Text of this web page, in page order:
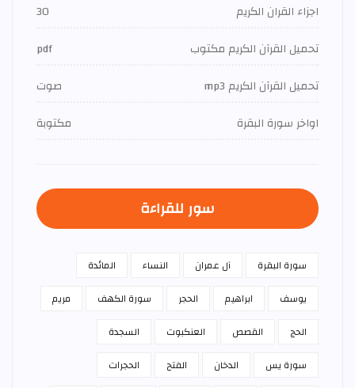
اجزاء القران الكريم
30
تحميل القرآن الكريم مكتوب
pdf
تحميل القرآن الكريم mp3
صوت
اواخر سورة البقرة
مكتوبة
سور للقراءة
سورة البقرة آل عمران النساء
المائدة
يوسف
ابراهيم الحجر سورة الكهف
مريم
الحج
القصص العنكبوت
السجدة
سورة يس
الدخان الفتح
الحجرات